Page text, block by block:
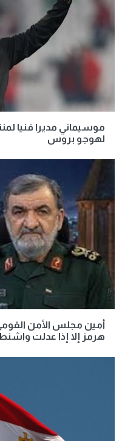
موسيماني مديرا فنيا
لهوجو بروس
أمين مجلس الأمن
هرمز إلا إذا عدلت